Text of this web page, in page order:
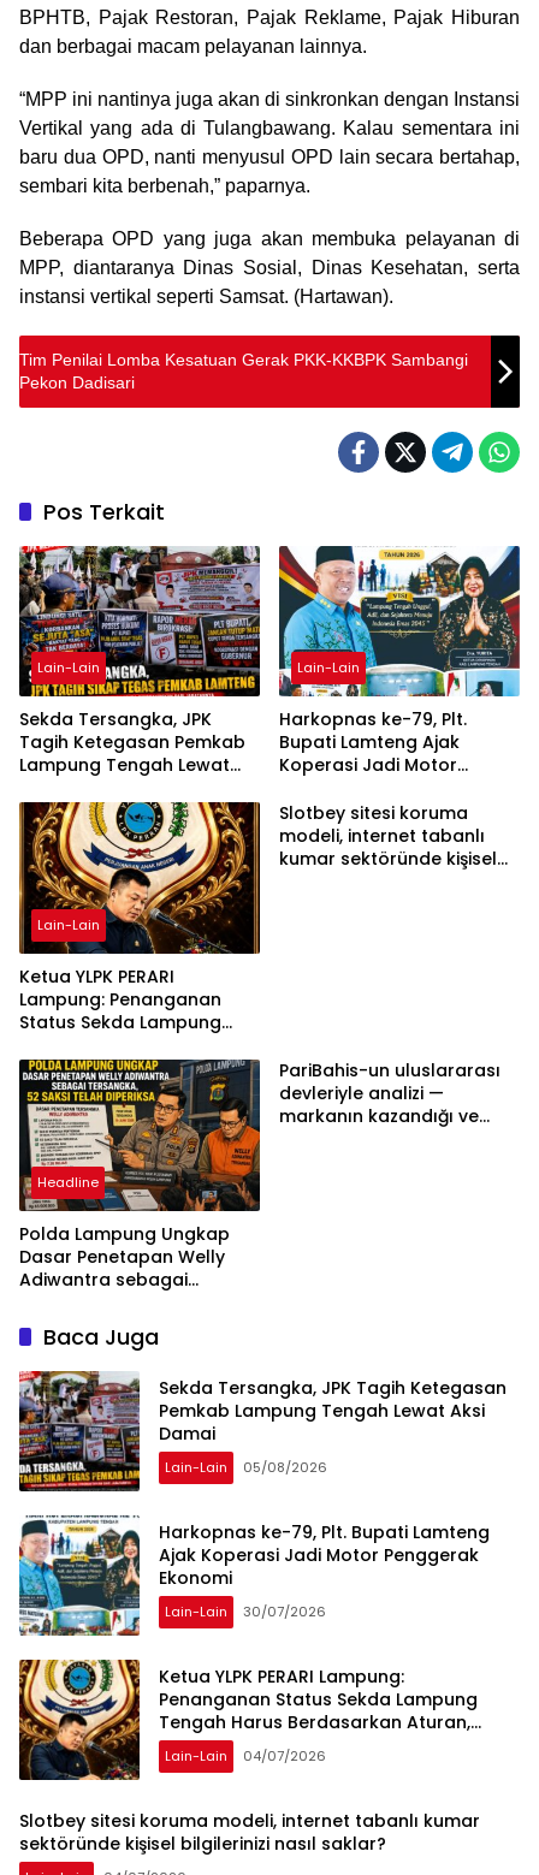
BPHTB, Pajak Restoran, Pajak Reklame, Pajak Hiburan
dan berbagai macam pelayanan lainnya.
“MPP ini nantinya juga akan di sinkronkan dengan Instansi
Vertikal yang ada di Tulangbawang. Kalau sementara ini
baru dua OPD, nanti menyusul OPD lain secara bertahap,
sembari kita berbenah,” paparnya.
Beberapa OPD yang juga akan membuka pelayanan di
MPP, diantaranya Dinas Sosial, Dinas Kesehatan, serta
instansi vertikal seperti Samsat. (Hartawan).
Tim Penilai Lomba Kesatuan Gerak PKK-KKBPK Sambangi
Pekon Dadisari
Pos Terkait
Lain-Lain
Sekda Tersangka, JPK
Tagih Ketegasan Pemkab
Lampung Tengah Lewat
Lain-Lain
Harkopnas ke-79, Plt.
Bupati Lamteng Ajak
Koperasi Jadi Motor
Lain-Lain
Ketua YLPK PERARI
Lampung: Penanganan
Status Sekda Lampung
Berdasarkan Aturan,
Bukan Tekanan Opini
Slotbey sitesi koruma
modeli, internet tabanlı
kumar sektöründe kişisel
Headline
Polda Lampung Ungkap
Dasar Penetapan Welly
Adiwantra sebagai
Diperiksa
PariBahis-un uluslararası
devleriyle analizi —
markanın kazandığı ve
Baca Juga
Sekda Tersangka, JPK Tagih Ketegasan
Pemkab Lampung Tengah Lewat Aksi
Damai
Lain-Lain 05/08/2026
Harkopnas ke-79, Plt. Bupati Lamteng
Ajak Koperasi Jadi Motor Penggerak
Ekonomi
Lain-Lain 30/07/2026
Ketua YLPK PERARI Lampung:
Penanganan Status Sekda Lampung
Tengah Harus Berdasarkan Aturan,
Bukan Tekanan Opini
Lain-Lain 04/07/2026
Slotbey sitesi koruma modeli, internet tabanlı kumar
sektöründe kişisel bilgilerinizi nasıl saklar?